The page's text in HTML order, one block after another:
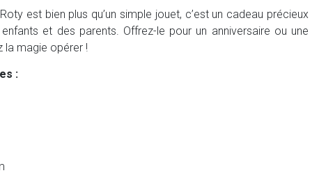
est bien plus qu’un simple jouet, c’est un cadeau précieux
et des parents. Offrez-le pour un anniversaire ou une
la magie opérer !
: